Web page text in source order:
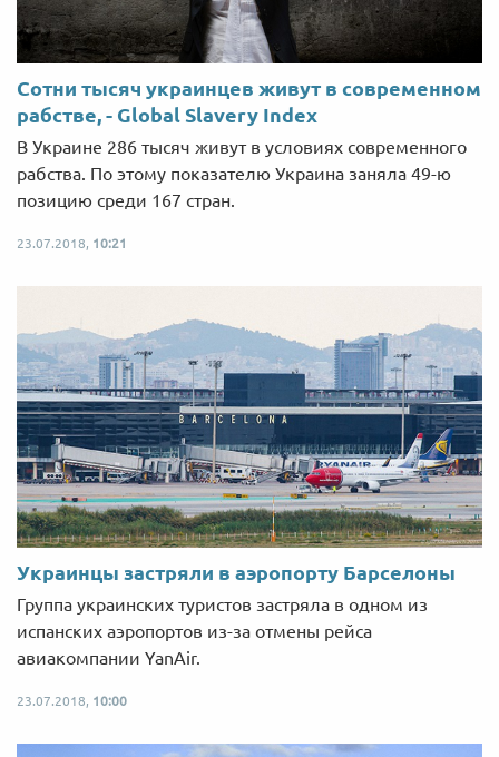
Сотни тысяч украинцев живут в современном
рабстве, - Global Slavery Index
В Украине 286 тысяч живут в условиях современного
рабства. По этому показателю Украина заняла 49-ю
позицию среди 167 стран.
23.07.2018, 10:21
Украинцы застряли в аэропорту Барселоны
Группа украинских туристов застряла в одном из
испанских аэропортов из-за отмены рейса
авиакомпании YanAir.
23.07.2018, 10:00